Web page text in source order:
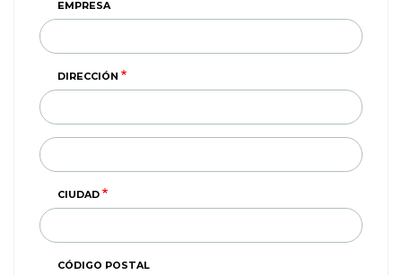
EMPRESA
DIRECCIÓN
LINEA)
CIUDAD
CÓDIGO POSTAL